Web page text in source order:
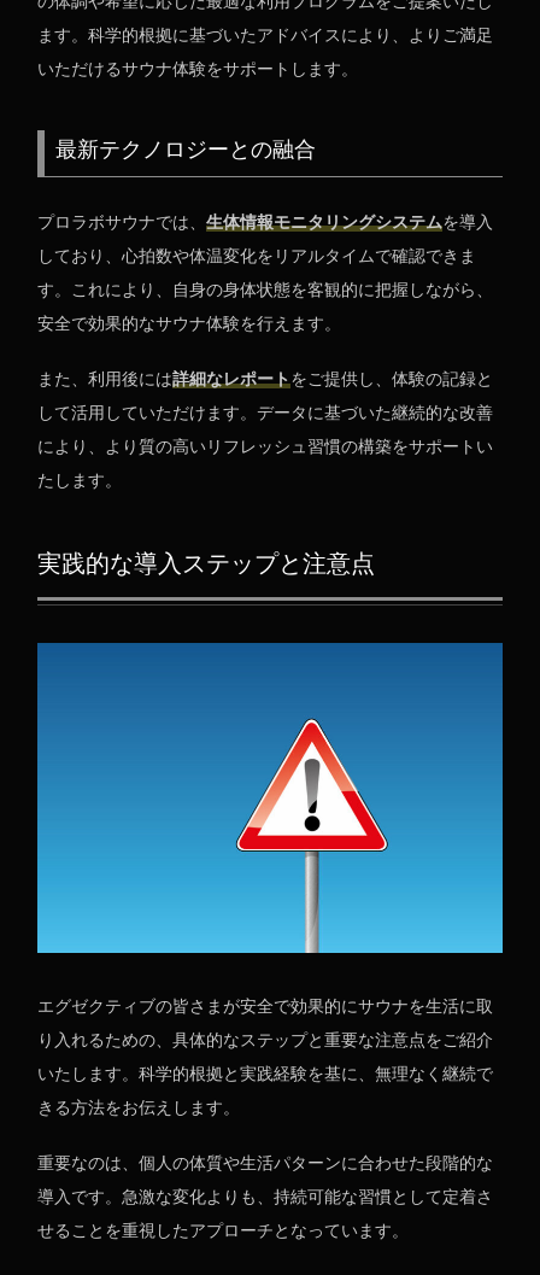
ます。科学的根拠に基づいたアドバイスにより、よりご満足
いただけるサウナ体験をサポートします。
最新テクノロジーとの融合
プロラボサウナでは、生体情報モニタリングシステムを導入
しており、心拍数や体温変化をリアルタイムで確認できま
す。これにより、自身の身体状態を客観的に把握しながら、
安全で効果的なサウナ体験を行えます。
また、利用後には詳細なレポートをご提供し、体験の記録と
して活用していただけます。データに基づいた継続的な改善
により、より質の高いリフレッシュ習慣の構築をサポートい
たします。
実践的な導入ステップと注意点
エグゼクティブの皆さまが安全で効果的にサウナを生活に取
り入れるための、具体的なステップと重要な注意点をご紹介
いたします。科学的根拠と実践経験を基に、無理なく継続で
きる方法をお伝えします。
重要なのは、個人の体質や生活パターンに合わせた段階的な
導入です。急激な変化よりも、持続可能な習慣として定着さ
せることを重視したアプローチとなっています。